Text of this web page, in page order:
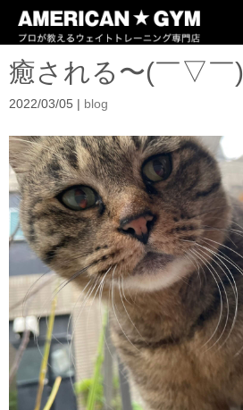
癒される〜(￣▽￣)
2022/03/05 | blog